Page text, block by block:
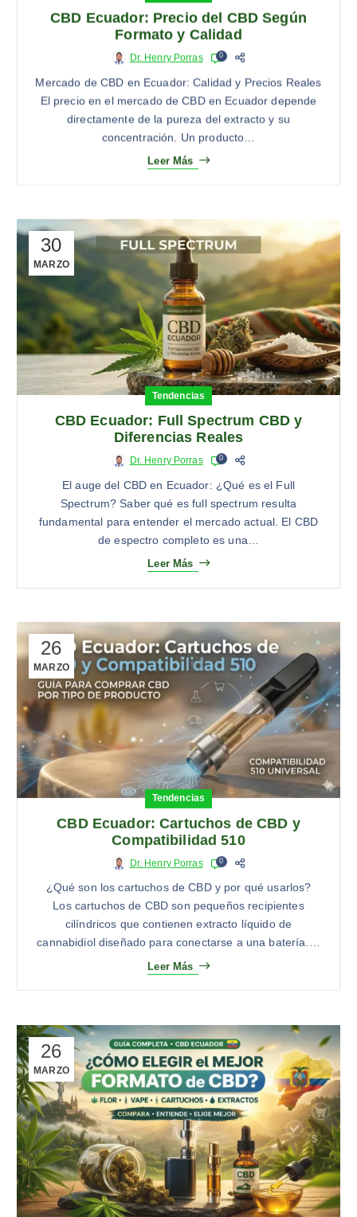
CBD Ecuador: Precio del CBD Según
Formato y Calidad
Dr. Henry Porras 0
Mercado de CBD en Ecuador: Calidad y Precios Reales
El precio en el mercado de CBD en Ecuador depende
directamente de la pureza del extracto y su
concentración. Un producto…
Leer Más
30
MARZO
Tendencias
CBD Ecuador: Full Spectrum CBD y
Diferencias Reales
Dr. Henry Porras 0
El auge del CBD en Ecuador: ¿Qué es el Full
Spectrum? Saber qué es full spectrum resulta
fundamental para entender el mercado actual. El CBD
de espectro completo es una…
Leer Más
26
MARZO
Tendencias
CBD Ecuador: Cartuchos de CBD y
Compatibilidad 510
Dr. Henry Porras 0
¿Qué son los cartuchos de CBD y por qué usarlos?
Los cartuchos de CBD son pequeños recipientes
cilíndricos que contienen extracto líquido de
cannabidiol diseñado para conectarse a una batería.…
Leer Más
26
MARZO